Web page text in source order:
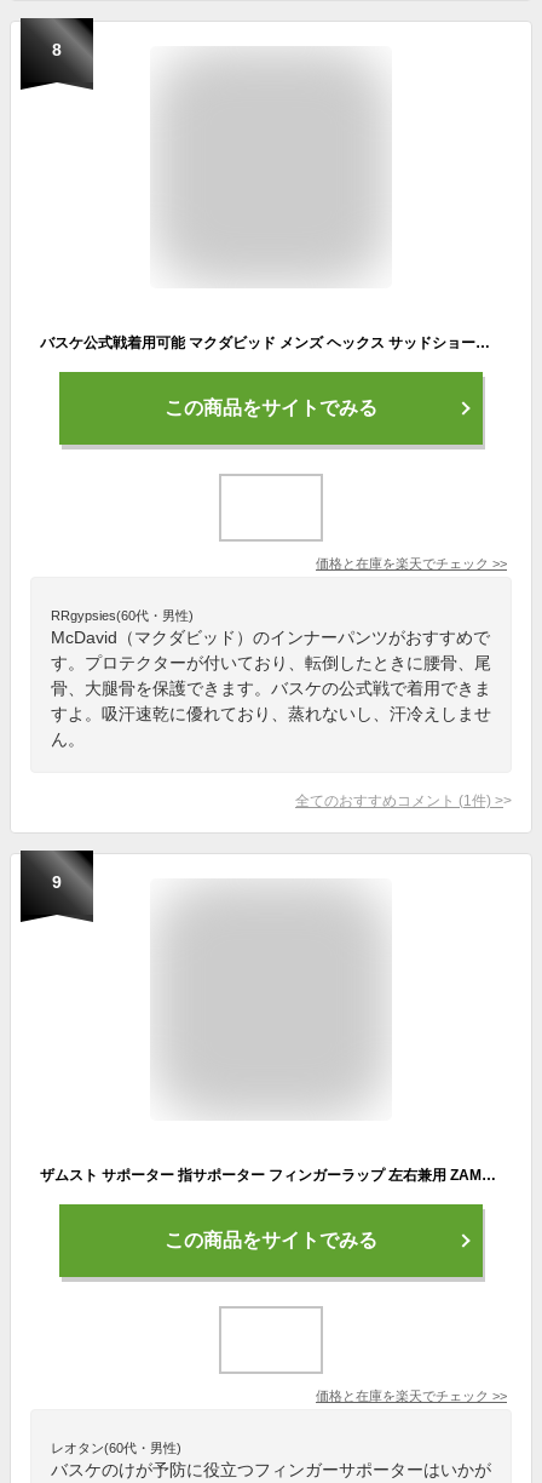
8
バスケ公式戦着用可能 マクダビッド メンズ ヘックス サッドショーツEX HEX アンダーウェア パンツ スポーツインナー 下着 ショートスパッツ パッド付き ホワイト 白 ブラック 黒 送料無料 McDavid M7991
この商品をサイトでみる
価格と在庫を楽天でチェック >>
RRgypsies(60代・男性)
McDavid（マクダビッド）のインナーパンツがおすすめで
す。プロテクターが付いており、転倒したときに腰骨、尾
骨、大腿骨を保護できます。バスケの公式戦で着用できま
すよ。吸汗速乾に優れており、蒸れないし、汗冷えしませ
ん。
全てのおすすめコメント (1 件) >
9
ザムスト サポーター 指サポーター フィンガーラップ 左右兼用 ZAMST 指用 指 通気性 ズレ抑制 突き指 男女兼用 スポーツ 部活 練習 試合 運動 ジム バレー フィットネス バスケットボール けが予防 人気 おすすめ ゆうパケット対応
この商品をサイトでみる
価格と在庫を楽天でチェック >>
レオタン(60代・男性)
バスケのけが予防に役立つフィンガーサポーターはいかが